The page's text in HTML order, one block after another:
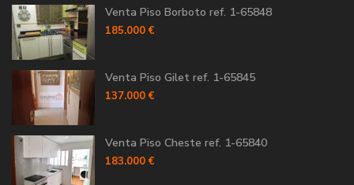
Venta Piso Borboto ref. 1-65848
185.000 €
Venta Piso Gilet ref. 1-65845
137.000 €
Venta Piso Cheste ref. 1-65840
183.000 €